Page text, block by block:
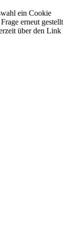
ein Cookie
erneut gestellt
über den Link